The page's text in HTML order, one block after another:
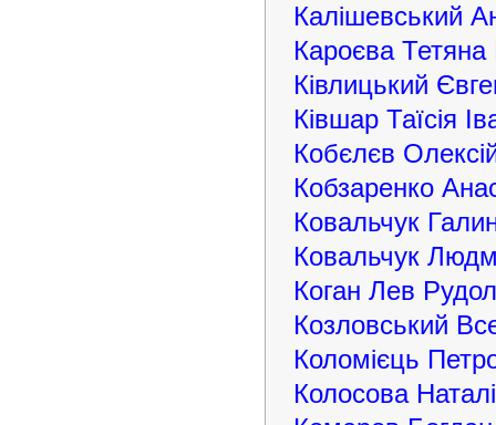
Калішевський
Кароєва Тетяна
Ківлицький
Ківшар Таїсія
Кобєлєв
Кобзаренко
Ковальчук
Ковальчук
Коган Лев
Козловський
Коломієць
Колосова